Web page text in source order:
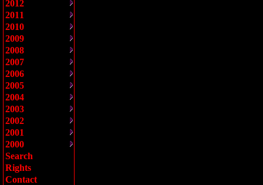
2012
2011
2010
2009
2008
2007
2006
2005
2004
2003
2002
2001
2000
Search
Rights
Contact